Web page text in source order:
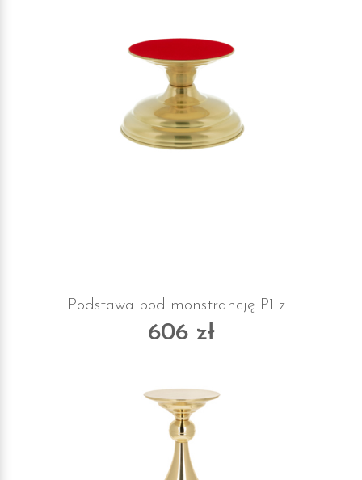
Podstawa pod monstrancję P1 z suknem
606 zł